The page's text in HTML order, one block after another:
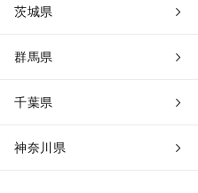
茨城県
群馬県
千葉県
神奈川県